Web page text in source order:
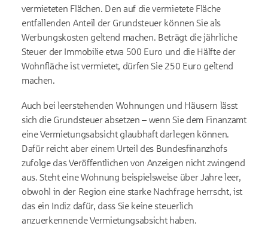
vermieteten Flächen. Den auf die vermietete Fläche
entfallenden Anteil der Grundsteuer können Sie als
Werbungskosten geltend machen. Beträgt die jährliche
Steuer der Immobilie etwa 500 Euro und die Hälfte der
Wohnfläche ist vermietet, dürfen Sie 250 Euro geltend
machen.
Auch bei leerstehenden Wohnungen und Häusern lässt
sich die Grundsteuer absetzen – wenn Sie dem Finanzamt
eine Vermietungsabsicht glaubhaft darlegen können.
Dafür reicht aber einem Urteil des Bundesfinanzhofs
zufolge das Veröffentlichen von Anzeigen nicht zwingend
aus. Steht eine Wohnung beispielsweise über Jahre leer,
obwohl in der Region eine starke Nachfrage herrscht, ist
das ein Indiz dafür, dass Sie keine steuerlich
anzuerkennende Vermietungsabsicht haben.